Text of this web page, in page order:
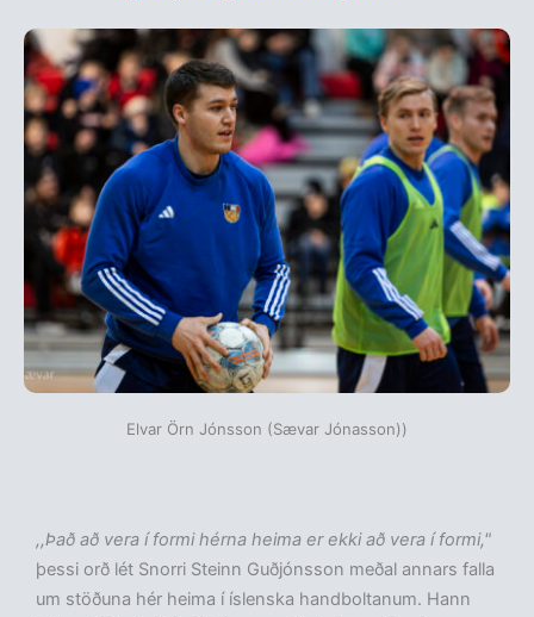
Elvar Örn Jónsson (Sævar Jónasson))
,,Það að vera í formi hérna heima er ekki að vera í formi,"
þessi orð lét Snorri Steinn Guðjónsson meðal annars falla
um stöðuna hér heima í íslenska handboltanum. Hann